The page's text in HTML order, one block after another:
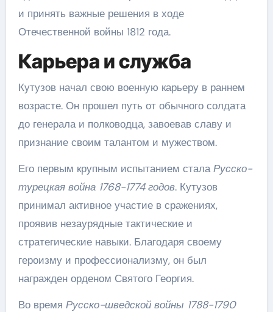
и принять важные решения в ходе
Отечественной войны 1812 года.
Карьера и служба
Кутузов начал свою военную карьеру в раннем
возрасте. Он прошел путь от обычного солдата
до генерала и полководца, завоевав славу и
признание своим талантом и мужеством.
Его первым крупным испытанием сталаРусско-
турецкая война 1768-1774 годов. Кутузов
принимал активное участие в сражениях,
проявив незаурядные тактические и
стратегические навыки. Благодаря своему
героизму и профессионализму, он был
награжден орденом Святого Георгия.
Во время Русско-шведской войны 1788-1790